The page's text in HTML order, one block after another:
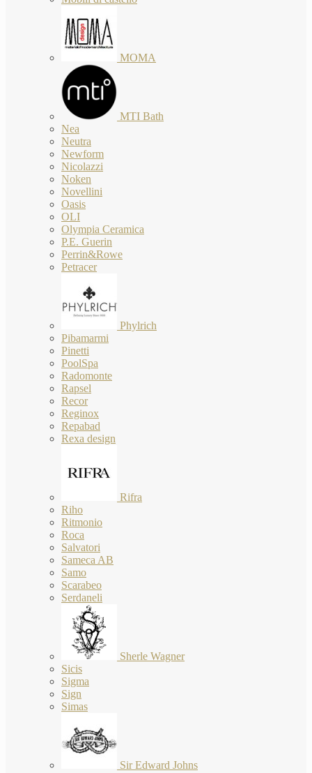
MOMA
MTI Bath
Nea
Neutra
Newform
Nicolazzi
Noken
Novellini
Oasis
OLI
Olympia Ceramica
P.E. Guerin
Perrin&Rowe
Petracer
Phylrich
Pibamarmi
Pinetti
PoolSpa
Radomonte
Rapsel
Recor
Reginox
Repabad
Rexa design
Rifra
Riho
Ritmonio
Roca
Salvatori
Sameca AB
Samo
Scarabeo
Serdaneli
Sherle Wagner
Sicis
Sigma
Sign
Simas
Sir Edward Johns